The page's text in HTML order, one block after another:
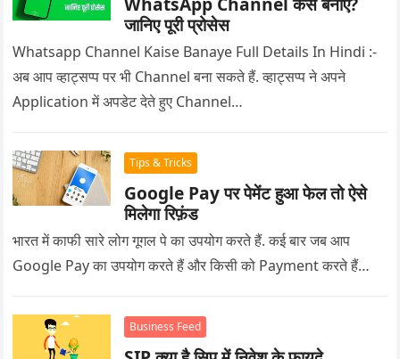
जानिए पूरी प्रोसेस
Whatsapp Channel Kaise Banaye Full Details In Hindi :-
अब आप व्हाट्सप्प पर भी Channel बना सकते हैं. व्हाट्सप्प ने अपने
Application में अपडेट देते हुए Channel…
Tips & Tricks
Google Pay पर पेमेंट हुआ फेल तो ऐसे
मिलेगा रिफ़ंड
भारत में काफी सारे लोग गूगल पे का उपयोग करते हैं. कई बार जब आप
Google Pay का उपयोग करते हैं और किसी को Payment करते हैं…
Business Feed